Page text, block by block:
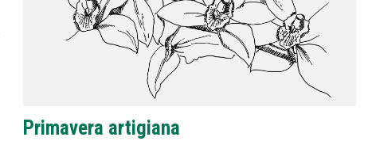
Primavera artigiana